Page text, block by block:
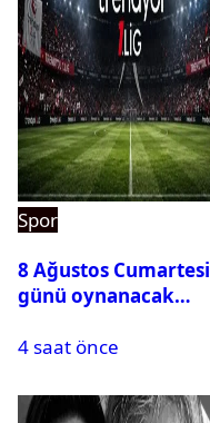
Spor
8 Ağustos Cumartesi
günü oynanacak
4 saat önce